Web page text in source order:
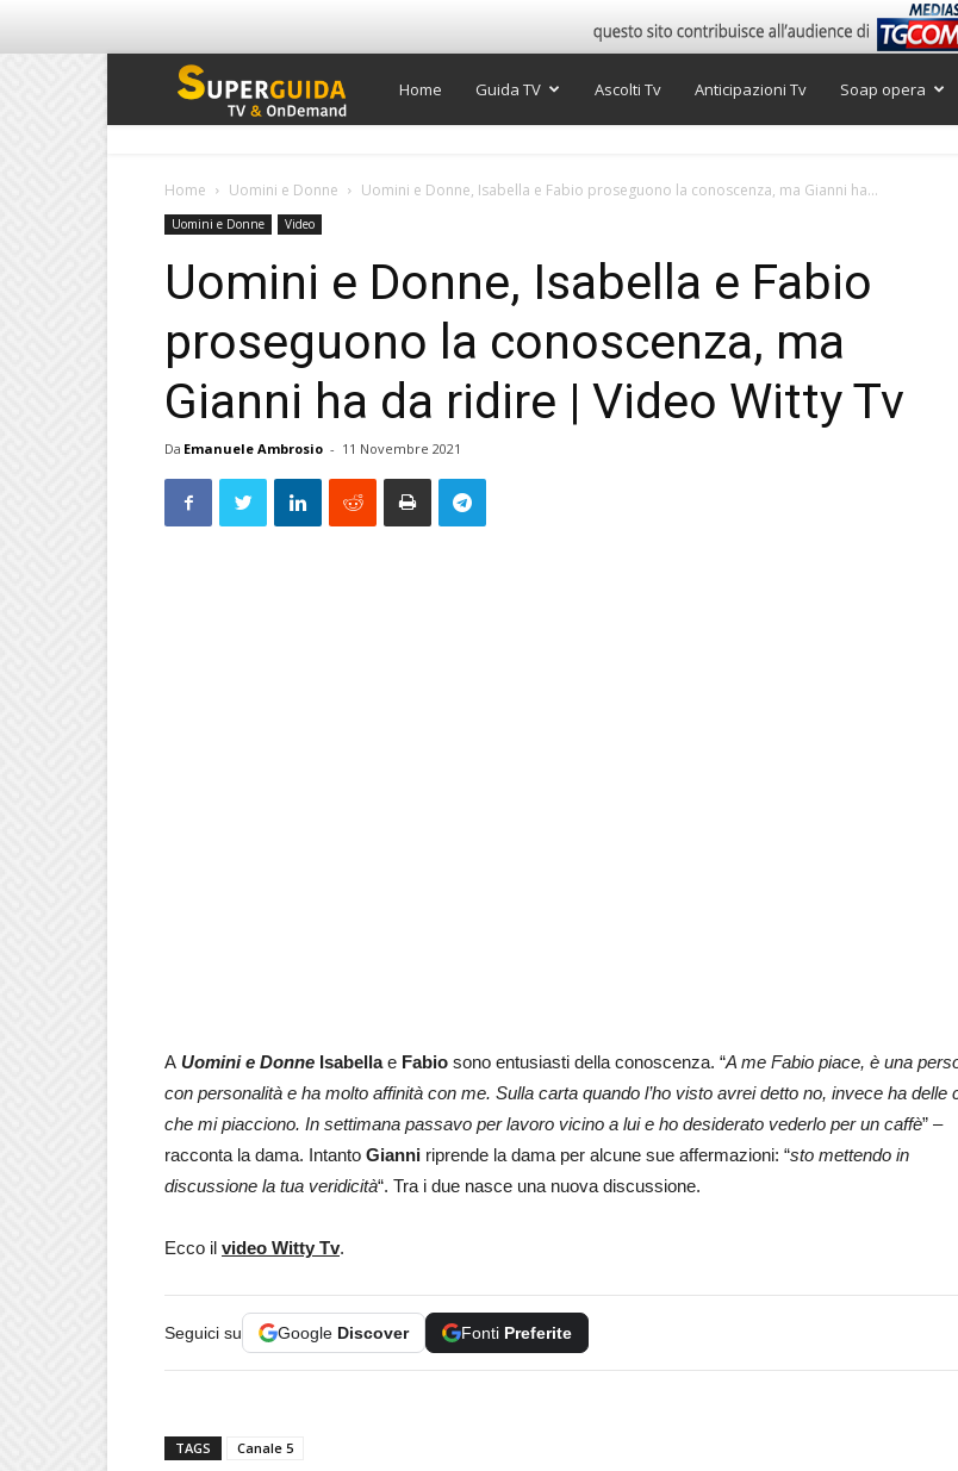
Super
Home Guida TV Ascolti Tv Anticipazioni Tv Soap opera
Home Uomini e Donne Uomini e Donne, Isabella e Fabio proseguono la conoscenza, ma Gianni ha...
Uomini e Donne Video
Uomini e Donne, Isabella e Fabio
proseguono la conoscenza, ma
Gianni ha da ridire | Video Witty Tv
Da Emanuele Ambrosio - 11 Novembre 2021
A Uomini e Donne Isabellae Fabio sono entusiasti della conoscenza. “A me Fabio piace, è una
con personalità e ha molto affinità con me. Sulla carta quando l’ho visto avrei detto no, invece ha delle
che mi piacciono. In settimana passavo per lavoro vicino a lui e ho desiderato vederlo per un caffè” –
racconta la dama. Intanto Gianni riprende la dama per alcune sue affermazioni: “sto mettendo in
discussione la tua veridicità“. Tra i due nasce una nuova discussione.
Ecco il video Witty Tv.
Seguici su Google Discover Fonti Preferite
TAGS Canale 5